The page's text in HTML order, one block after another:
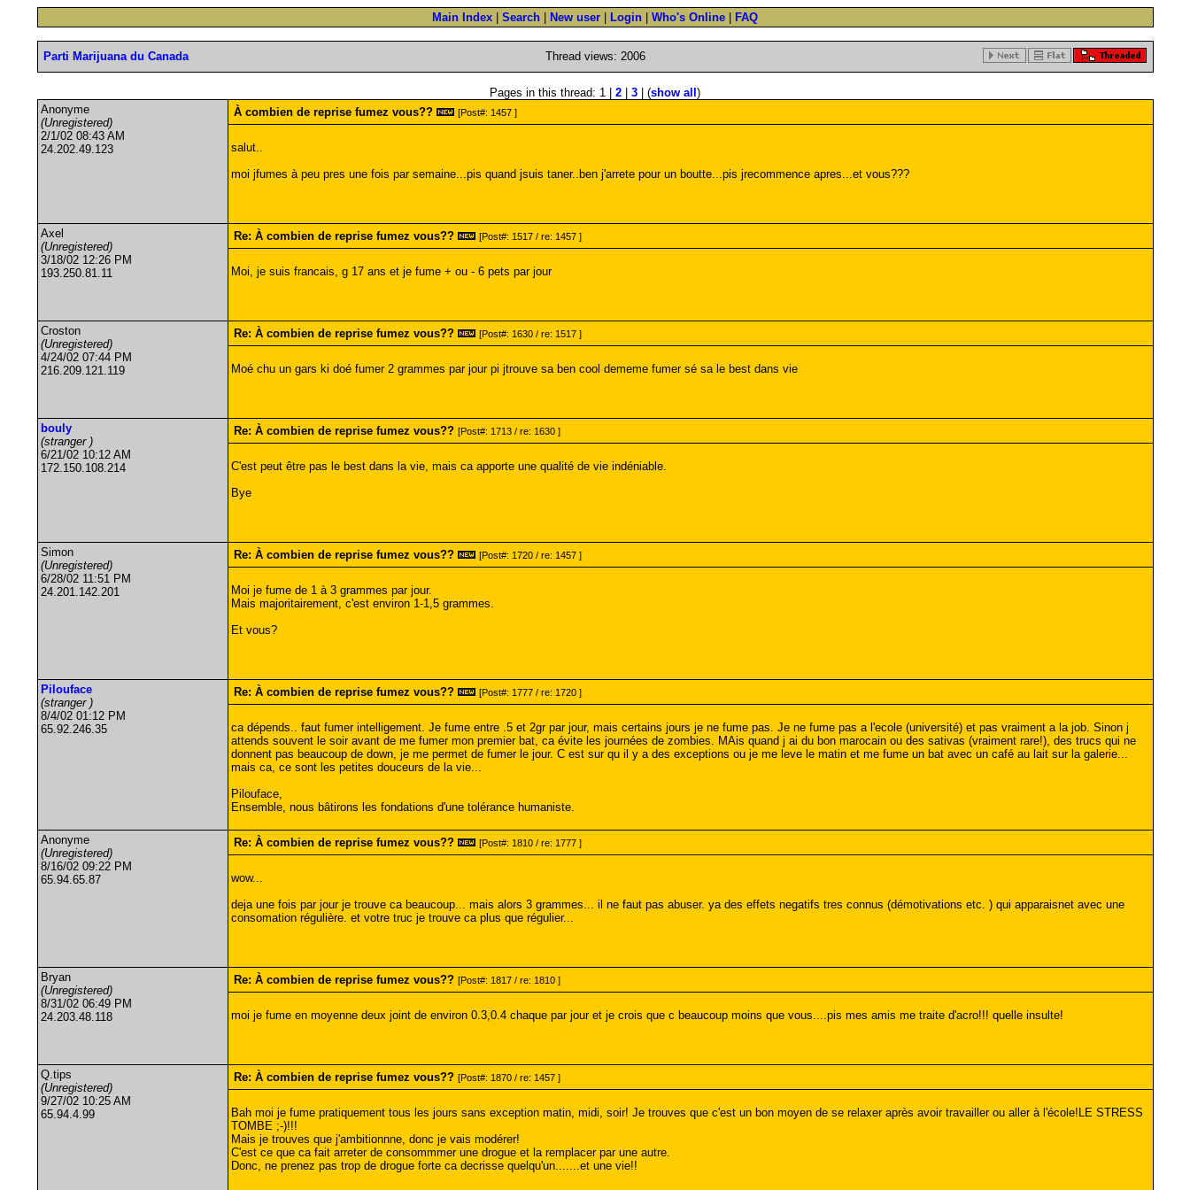
Main Index Search New user Login Who's Online FAQ
Parti Marijuana du Canada Thread views: 2006
Pages in this thread: 1 | 2 3 | (show all )
Anonyme
(Unregistered)
2/1/02 08:43 AM
24.202.49.123
À combien de reprise fumez vous?? [Post#: 1457 ]
salut..
moi jfumes à peu pres une fois par semaine...pis quand jsuis taner..ben j'arrete pour un boutte...pis jrecommence apres...et vous???
Axel
(Unregistered)
3/18/02 12:26 PM
193.250.81.11
Re: À combien de reprise fumez vous?? [Post#: 1517 / re: 1457 ]
Moi, je suis francais, g 17 ans et je fume + ou - 6 pets par jour
Croston
(Unregistered)
4/24/02 07:44 PM
216.209.121.119
Re: À combien de reprise fumez vous?? [Post#: 1630 / re: 1517 ]
Moé chu un gars ki doé fumer 2 grammes par jour pi jtrouve sa ben cool dememe fumer sé sa le best dans vie
bouly
(stranger )
6/21/02 10:12 AM
172.150.108.214
Re: À combien de reprise fumez vous?? [Post#: 1713 / re: 1630 ]
C'est peut être pas le best dans la vie, mais ca apporte une qualité de vie indéniable.
Bye
Simon
(Unregistered)
6/28/02 11:51 PM
24.201.142.201
Re: À combien de reprise fumez vous?? [Post#: 1720 / re: 1457 ]
Moi je fume de 1 à 3 grammes par jour.
Mais majoritairement, c'est environ 1-1,5 grammes.
Et vous?
Pilouface
(stranger )
8/4/02 01:12 PM
65.92.246.35
Re: À combien de reprise fumez vous?? [Post#: 1777 / re: 1720 ]
ca dépends.. faut fumer intelligement. Je fume entre .5 et 2gr par jour, mais certains jours je ne fume pas. Je ne fume pas a l'ecole (université) et pas vraiment a la job. Sinon j
attends souvent le soir avant de me fumer mon premier bat, ca évite les journées de zombies. MAis quand j ai du bon marocain ou des sativas (vraiment rare!), des trucs qui ne
donnent pas beaucoup de down, je me permet de fumer le jour. C est sur qu il y a des exceptions ou je me leve le matin et me fume un bat avec un café au lait sur la galerie...
mais ca, ce sont les petites douceurs de la vie...
Pilouface,
Ensemble, nous bâtirons les fondations d'une tolérance humaniste.
Anonyme
(Unregistered)
8/16/02 09:22 PM
65.94.65.87
Re: À combien de reprise fumez vous?? [Post#: 1810 / re: 1777 ]
wow...
deja une fois par jour je trouve ca beaucoup... mais alors 3 grammes... il ne faut pas abuser. ya des effets negatifs tres connus (démotivations etc. ) qui apparaisnet avec une
consomation régulière. et votre truc je trouve ca plus que régulier...
Bryan
(Unregistered)
8/31/02 06:49 PM
24.203.48.118
Re: À combien de reprise fumez vous?? [Post#: 1817 / re: 1810 ]
moi je fume en moyenne deux joint de environ 0.3,0.4 chaque par jour et je crois que c beaucoup moins que vous....pis mes amis me traite d'acro!!! quelle insulte!
Q.tips
(Unregistered)
9/27/02 10:25 AM
65.94.4.99
Re: À combien de reprise fumez vous?? [Post#: 1870 / re: 1457 ]
Bah moi je fume pratiquement tous les jours sans exception matin, midi, soir! Je trouves que c'est un bon moyen de se relaxer après avoir travailler ou aller à l'école!LE STRESS
TOMBE ;-)!!!
Mais je trouves que j'ambitionnne, donc je vais modérer!
C'est ce que ca fait arreter de consommmer une drogue et la remplacer par une autre.
Donc, ne prenez pas trop de drogue forte ca decrisse quelqu'un.......et une vie!!